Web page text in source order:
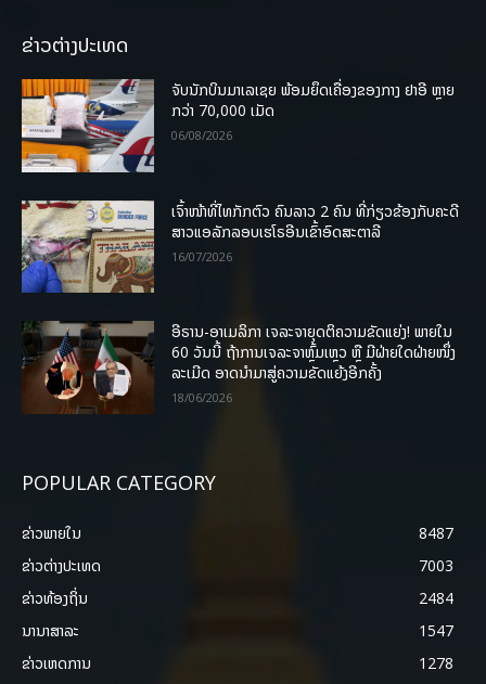
ຂ່າວຕ່າງປະເທດ
ຈັບນັກບິນມາເລເຊຍ ພ້ອມຍຶດເຄື່ອງຂອງກາງ ຢາອີ ຫຼາຍ
ກວ່າ 70,000 ເມັດ
06/08/2026
ເຈົ້າໜ້າທີ່ໄທກັກຕົວ ຄົນລາວ 2 ຄົນ ທີ່ກ່ຽວຂ້ອງກັບຄະດີ
ສາວແອລັກລອບເຮໂຣອີນເຂົ້າອົດສະຕາລີ
16/07/2026
ອີຣານ-ອາເມລິກາ ເຈລະຈາຍຸດຕິຄວາມຂັດແຍ່ງ! ພາຍໃນ
60 ວັນນີ້ ຖ້າການເຈລະຈາຫຼົ້ມເຫຼວ ຫຼື ມີຝ່າຍໃດຝ່າຍໜຶ່ງ
ລະເມີດ ອາດນໍາມາສູ່ຄວາມຂັດແຍ້ງອີກຄັ້ງ
18/06/2026
POPULAR CATEGORY
ຂ່າວພາຍ​ໃນ
8487
ຂ່າວຕ່າງປະເທດ
7003
ຂ່າວທ້ອງຖິ່ນ
2484
ນານາສາລະ
1547
ຂ່າວເຫດການ
1278